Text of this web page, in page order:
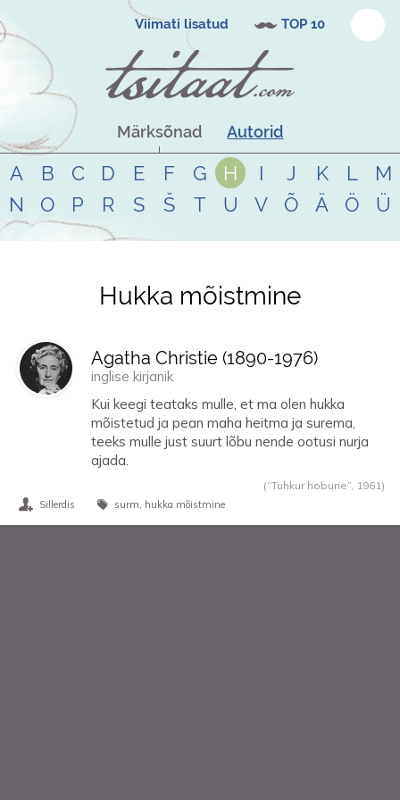
Viimati lisatud TOP 10
Märksõnad Autorid
A B C D E F G H I J K L
M
N
O P R S Š T U V Õ Ä Ö Ü
Tsitaadid teemal hukka mõistmine
Hukka mõistmine
Agatha Christie (1890-1976)
inglise kirjanik
Kui keegi teataks mulle, et ma olen hukka
mõistetud ja pean maha heitma ja surema,
teeks mulle just suurt lõbu nende ootusi nurja
ajada.
(“Tuhkur hobune”, 1961 )
Sillerdis surm hukka mõistmine